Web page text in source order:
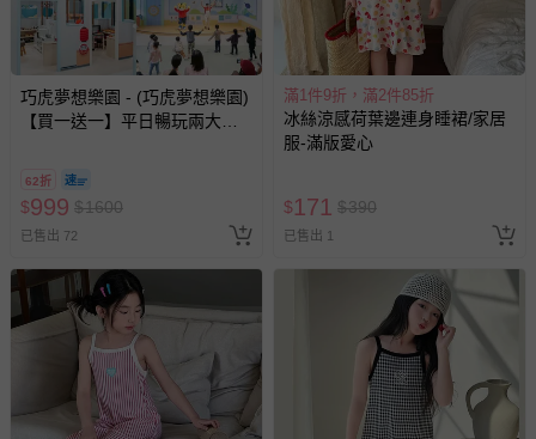
巧虎夢想樂園 - (巧虎夢想樂園)
【買一送一】平日暢玩兩大一
2026/10/16 正券逾期視同現金
券使用
62折
$999 $1600
已售出 72
滿1件9折，滿2件85折
冰絲涼感荷葉邊連身睡裙/家居
服-滿版愛心
$171 $390
已售出 1